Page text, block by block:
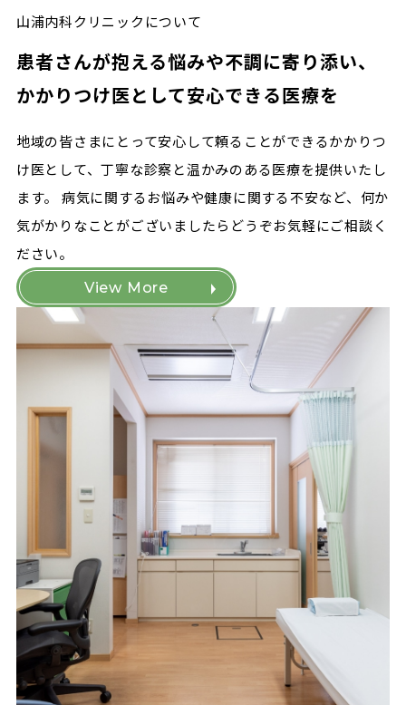
山浦内科クリニックについて
患者さんが抱える悩みや不調に寄り添い、
かかりつけ医として安心できる医療を
地域の皆さまにとって安心して頼ることができるかかりつ
け医として、丁寧な診察と温かみのある医療を提供いたし
ます。 病気に関するお悩みや健康に関する不安など、何か
気がかりなことがございましたらどうぞお気軽にご相談く
ださい。
View More